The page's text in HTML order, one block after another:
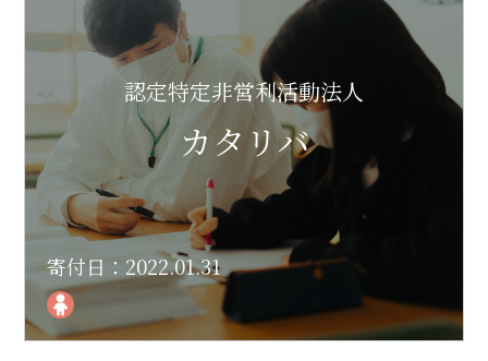
認定特定非営利活動法人
カタリバ
寄付日：2022.01.31